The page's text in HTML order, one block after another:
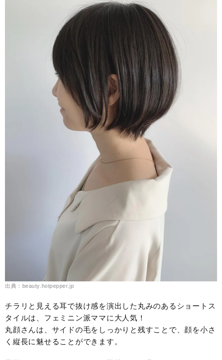
出典：beauty.hotpepper.jp
チラリと見える耳で抜け感を演出した丸みのあるショートス
タイルは、フェミニン派ママに大人気！
丸顔さんは、サイドの毛をしっかりと残すことで、顔を小さ
く縦長に魅せることができます。